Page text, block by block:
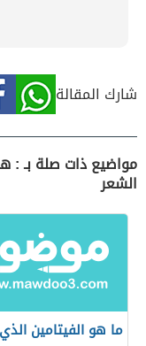
شارك المقالة
مواضيع ذات صلة بـ :
الشعر
ما هو الفيتامين